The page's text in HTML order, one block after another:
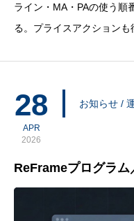
ライン・MA・PAの使う順
る。プライスアクションも
出た。この3つ
28
APR
2026
お知らせ /
ReFrameプログラム